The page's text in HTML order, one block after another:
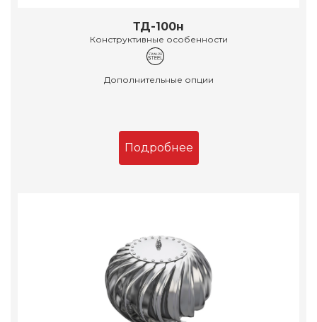
ТД-100н
Конструктивные особенности
Дополнительные опции
Подробнее